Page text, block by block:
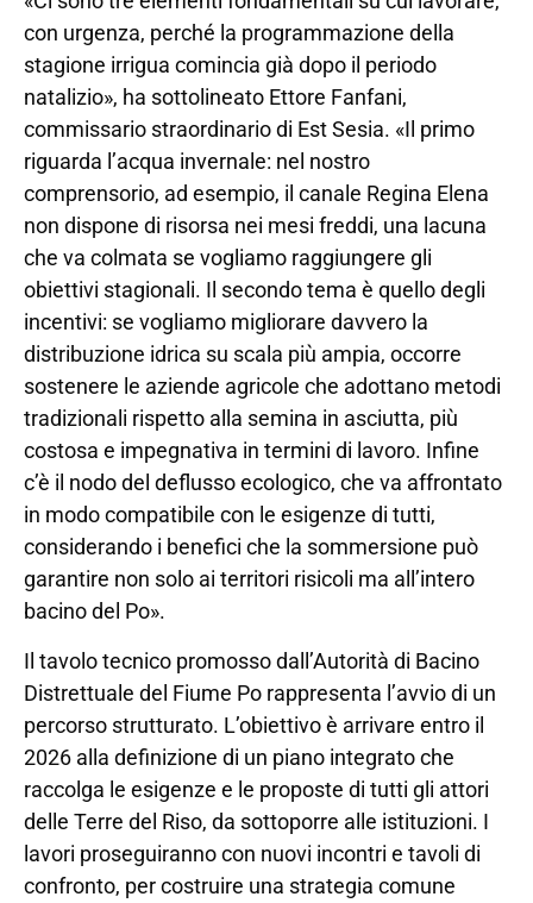
con urgenza, perché la programmazione della
stagione irrigua comincia già dopo il periodo
natalizio», ha sottolineato Ettore Fanfani,
commissario straordinario di Est Sesia. «Il primo
riguarda l’acqua invernale: nel nostro
comprensorio, ad esempio, il canale Regina Elena
non dispone di risorsa nei mesi freddi, una lacuna
che va colmata se vogliamo raggiungere gli
obiettivi stagionali. Il secondo tema è quello degli
incentivi: se vogliamo migliorare davvero la
distribuzione idrica su scala più ampia, occorre
sostenere le aziende agricole che adottano metodi
tradizionali rispetto alla semina in asciutta, più
costosa e impegnativa in termini di lavoro. Infine
c’è il nodo del deflusso ecologico, che va affrontato
in modo compatibile con le esigenze di tutti,
considerando i benefici che la sommersione può
garantire non solo ai territori risicoli ma all’intero
bacino del Po».
Il tavolo tecnico promosso dall’Autorità di Bacino
Distrettuale del Fiume Po rappresenta l’avvio di un
percorso strutturato. L’obiettivo è arrivare entro il
2026 alla definizione di un piano integrato che
raccolga le esigenze e le proposte di tutti gli attori
delle Terre del Riso, da sottoporre alle istituzioni. I
lavori proseguiranno con nuovi incontri e tavoli di
confronto, per costruire una strategia comune